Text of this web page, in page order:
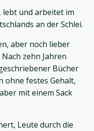
lebt und arbeitet im
an der Schlei.
aber noch lieber
zehn Jahren
Bücher
ohne festes Gehalt,
mit einem Sack
Leute durch die